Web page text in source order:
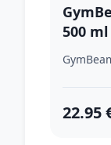
500 ml
22.95